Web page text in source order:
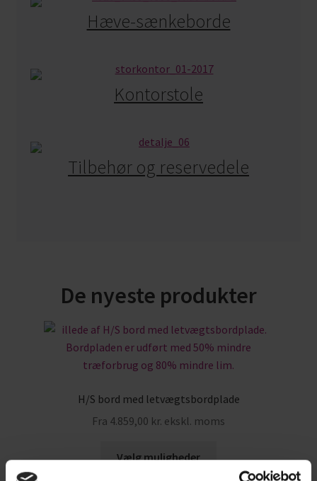
Hæve-sænkeborde
Kontorstole
Tilbehør og reservedele
De nyeste produkter
H/S bord med letvægtsbordplade
Fra 4.859,00 kr. ekskl. moms
Vælg muligheder